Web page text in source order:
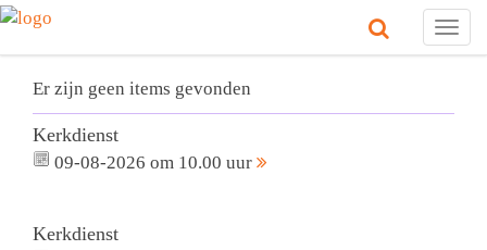
Er zijn geen items gevonden
Kerkdienst
09-08-2026 om 10.00 uur
Kerkdienst